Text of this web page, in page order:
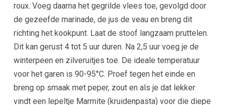
roux. Voeg daarna het gegrilde vlees toe, gevolgd door
de gezeefde marinade, de jus de veau en breng dit
richting het kookpunt. Laat de stoof langzaam pruttelen.
Dit kan gerust 4 tot 5 uur duren. Na 2,5 uur voeg je de
winterpeen en zilveruitjes toe. De ideale temperatuur
voor het garen is 90-95°C. Proef tegen het einde en
breng op smaak met peper, zout en als je dat lekker
vindt een lepeltje Marmite (kruidenpasta) voor die diepe